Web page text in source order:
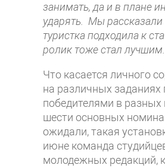
занимать, да и в плане
ударять. Мы рассказали
туристка подходила к
ролик тоже стал лучшим.
Что касается личного
на различных заданиях
победителями в разных
шести основных
ожидали, такая
июне команда
молодежных редакций,